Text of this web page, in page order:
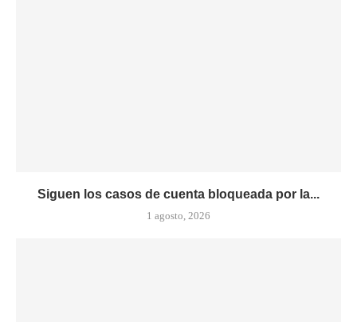
Siguen los casos de cuenta bloqueada por la...
1 agosto, 2026